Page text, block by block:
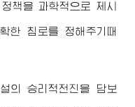
책을 과학적으로 제시
한 침로를 정해주기때
의 승리적전진을 담보